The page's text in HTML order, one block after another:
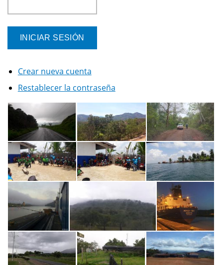
Crear nueva cuenta
Restablecer la contraseña